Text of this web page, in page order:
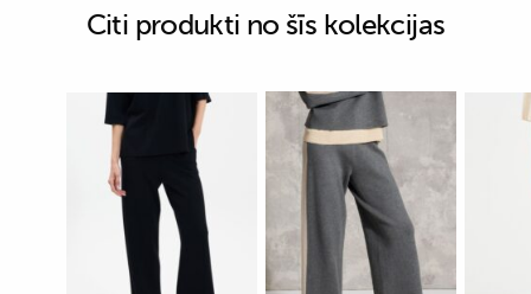
Citi produkti no šīs kolekcijas